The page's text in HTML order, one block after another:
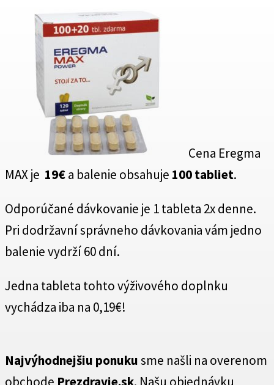
Cena Eregma
MAX je 19€a balenie obsahuje 100 tabliet.
Odporúčané dávkovanie je 1 tableta 2x denne.
Pri dodržavní správneho dávkovania vám jedno
balenie vydrží 60 dní.
Jedna tableta tohto výživového doplnku
vychádza iba na 0,19€!
Najvýhodnejšiu ponukusme našli na overenom
obchode Prezdravie.sk. Našu objednávku